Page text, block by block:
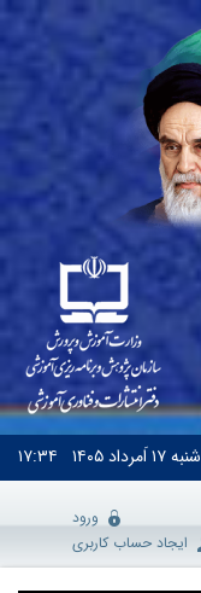
شنبه۱۷ اَمرداد ۱۴۰۵ ۱۷:۳۴
ورود
ایجاد حساب کاربری